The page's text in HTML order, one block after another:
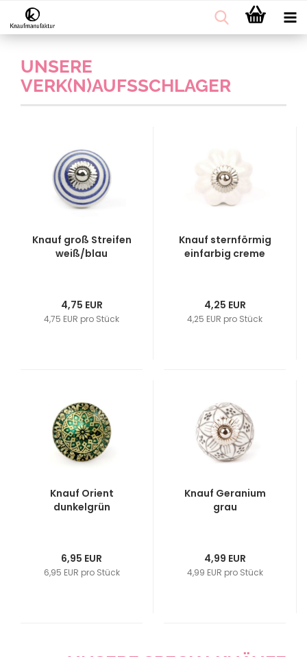
UNSERE
VERK(N)AUFSSCHLAGER
Knauf groß Streifen
weiß/blau
4,75 EUR
4,75 EUR pro Stück
Knauf sternförmig
einfarbig creme
4,25 EUR
4,25 EUR pro Stück
Knauf Orient
dunkelgrün
6,95 EUR
6,95 EUR pro Stück
Knauf Geranium
grau
4,99 EUR
4,99 EUR pro Stück